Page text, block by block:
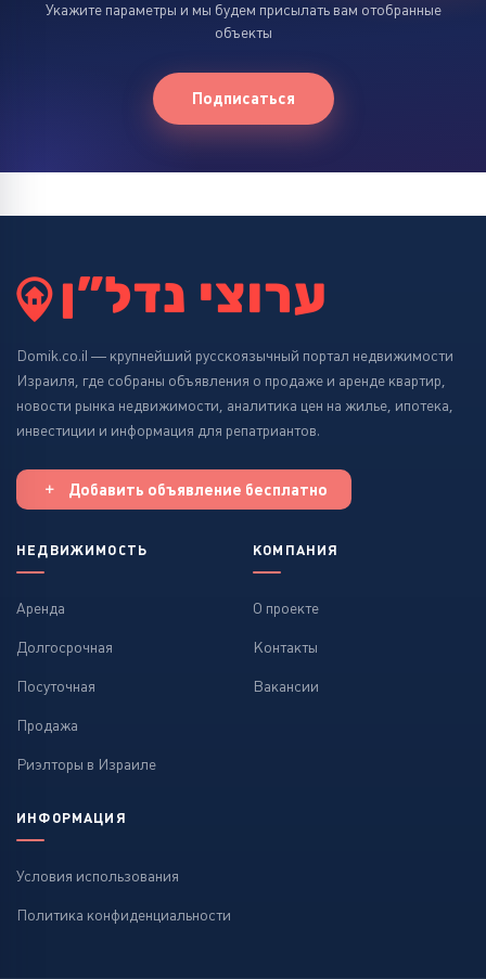
Укажите параметры и мы будем присылать вам отобранные
объекты
Подписаться
Domik.co.il — крупнейший русскоязычный портал недвижимости
Израиля, где собраны объявления о продаже и аренде квартир,
новости рынка недвижимости, аналитика цен на жилье, ипотека,
инвестиции и информация для репатриантов.
Добавить объявление бесплатно
НЕДВИЖИМОСТЬ
Аренда
Долгосрочная
Посуточная
Продажа
Риэлторы в Израиле
КОМПАНИЯ
О проекте
Контакты
Вакансии
ИНФОРМАЦИЯ
Условия использования
Политика конфиденциальности